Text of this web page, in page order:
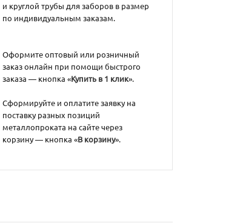
и круглой трубы для заборов в размер
по индивидуальным заказам.
Оформите оптовый или розничный
заказ онлайн при помощи быстрого
заказа — кнопка «Купить в 1 клик».
Сформируйте и оплатите заявку на
поставку разных позиций
металлопроката на сайте через
корзину — кнопка «В корзину».